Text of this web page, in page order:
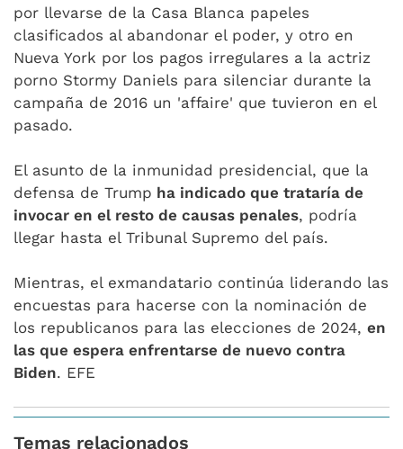
por llevarse de la Casa Blanca papeles
clasificados al abandonar el poder, y otro en
Nueva York por los pagos irregulares a la actriz
porno Stormy Daniels para silenciar durante la
campaña de 2016 un 'affaire' que tuvieron en el
pasado.
El asunto de la inmunidad presidencial, que la
defensa de Trump ha indicado que trataría de
invocar en el resto de causas penales, podría
llegar hasta el Tribunal Supremo del país.
Mientras, el exmandatario continúa liderando las
encuestas para hacerse con la nominación de
los republicanos para las elecciones de 2024, en
las que espera enfrentarse de nuevo contra
Biden. EFE
Temas relacionados